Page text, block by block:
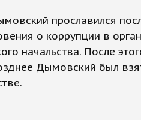
прославился
о коррупции в
начальства. После
Дымовский был